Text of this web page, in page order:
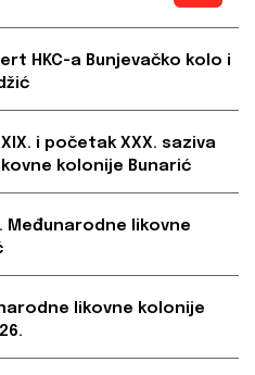
HKC-a Bunjevačko kolo i
i početak XXX. saziva
kolonije Bunarić
Međunarodne likovne
likovne kolonije